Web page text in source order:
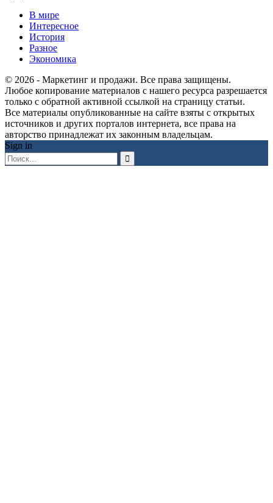
В мире
Интересное
История
Разное
Экономика
© 2026 - Маркетинг и продажи. Все права защищены.
Любое копирование материалов с нашего ресурса разрешается
только с обратной активной ссылкой на страницу статьи.
Все материалы опубликованные на сайте взяты с открытых
источников и других порталов интернета, все права на
авторство принадлежат их законным владельцам.
Sign in